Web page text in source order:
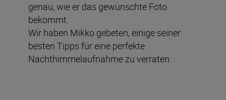
genau, wie er das gewünschte Foto
bekommt.
Wir haben Mikko gebeten, einige seiner
besten Tipps für eine perfekte
Nachthimmelaufnahme zu verraten.